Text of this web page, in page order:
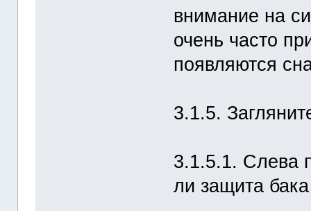
внимание на
очень часто
появляются
3.1.5.
3.1.5.1. Слева
ли защита бака